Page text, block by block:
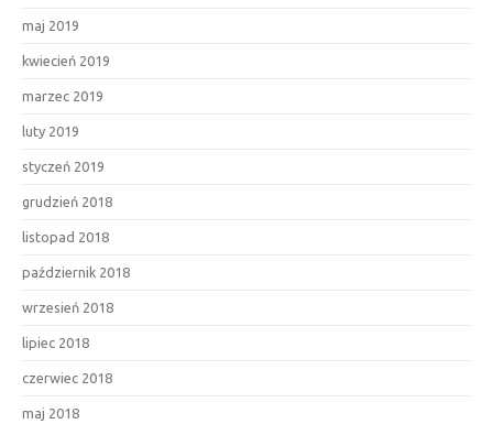
maj 2019
kwiecień 2019
marzec 2019
luty 2019
styczeń 2019
grudzień 2018
listopad 2018
październik 2018
wrzesień 2018
lipiec 2018
czerwiec 2018
maj 2018